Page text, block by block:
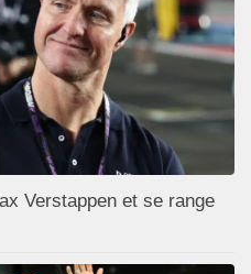
Verstappen et se range